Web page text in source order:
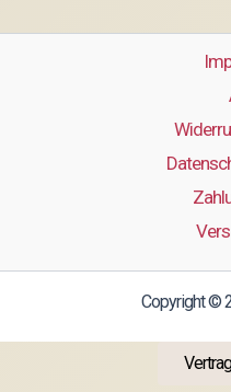
Copyright ©